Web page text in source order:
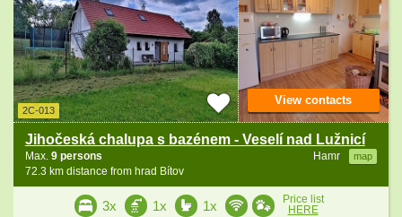
2C-013
Jihočeská chalupa s bazénem - Veselí nad Lužnicí
Hamr map
Max. 9 persons
72.3 km distance from hrad Bítov
View contacts
3x 1x 1x
Price list
HERE